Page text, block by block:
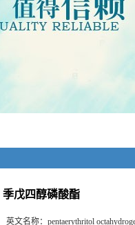
季戊四醇磷酸酯
英文名称： pentaerythritol